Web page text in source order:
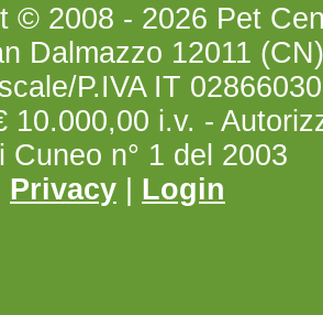
© 2008 - 2026 Pet
Dalmazzo 12011
P.IVA IT
10.000,00 i.v. -
Cuneo n° 1 del 2003
Privacy | Login